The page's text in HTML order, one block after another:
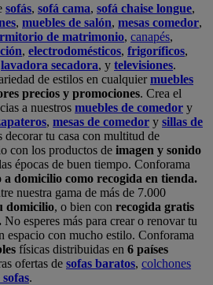
sofás, sofá cama, sofá chaise longue,
, muebles de salón, mesas comedor,
de matrimonio, canapés,
, electrodomésticos, frigoríficos,
lavadora secadora, y televisiones.
de estilos en cualquiermuebles
precios y promociones. Crea el
a nuestros muebles de comedor y
, mesas de comedor y sillas de
decorar tu casa con multitud de
con los productos de imagen y sonido
épocas de buen tiempo. Conforama
a domicilio como recogida en tienda.
nuestra gama de más de 7.000
domicilio, o bien con recogida gratis
No esperes más para crear o renovar tu
espacio con mucho estilo. Conforama
físicas distribuidas en 6 países
ofertas de sofas baratos, colchones
.